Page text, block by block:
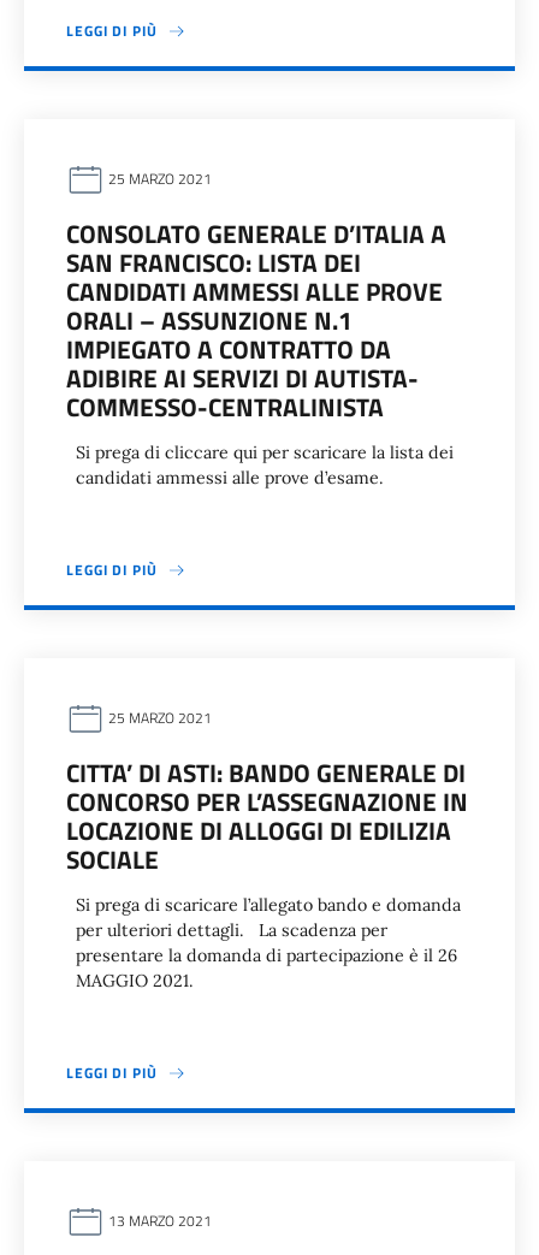
LEGGI DI PIÙ
25 MARZO 2021
CONSOLATO GENERALE D’ITALIA A
SAN FRANCISCO: LISTA DEI
CANDIDATI AMMESSI ALLE PROVE
ORALI – ASSUNZIONE N.1
IMPIEGATO A CONTRATTO DA
ADIBIRE AI SERVIZI DI AUTISTA-
COMMESSO-CENTRALINISTA
Si prega di cliccare qui per scaricare la lista dei
candidati ammessi alle prove d’esame.
LEGGI DI PIÙ
25 MARZO 2021
CITTA’ DI ASTI: BANDO GENERALE DI
CONCORSO PER L’ASSEGNAZIONE IN
LOCAZIONE DI ALLOGGI DI EDILIZIA
SOCIALE
Si prega di scaricare l’allegato bando e domanda
per ulteriori dettagli. La scadenza per
presentare la domanda di partecipazione è il 26
MAGGIO 2021.
LEGGI DI PIÙ
13 MARZO 2021